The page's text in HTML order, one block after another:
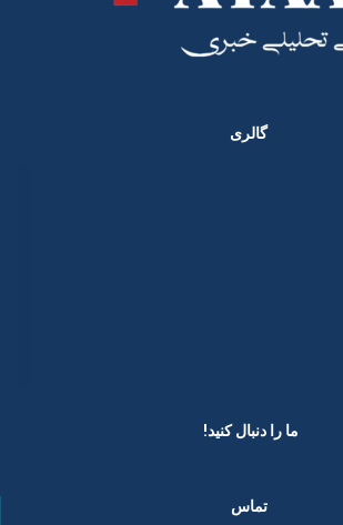
گالری
ما را دنبال کنید! ​
تماس